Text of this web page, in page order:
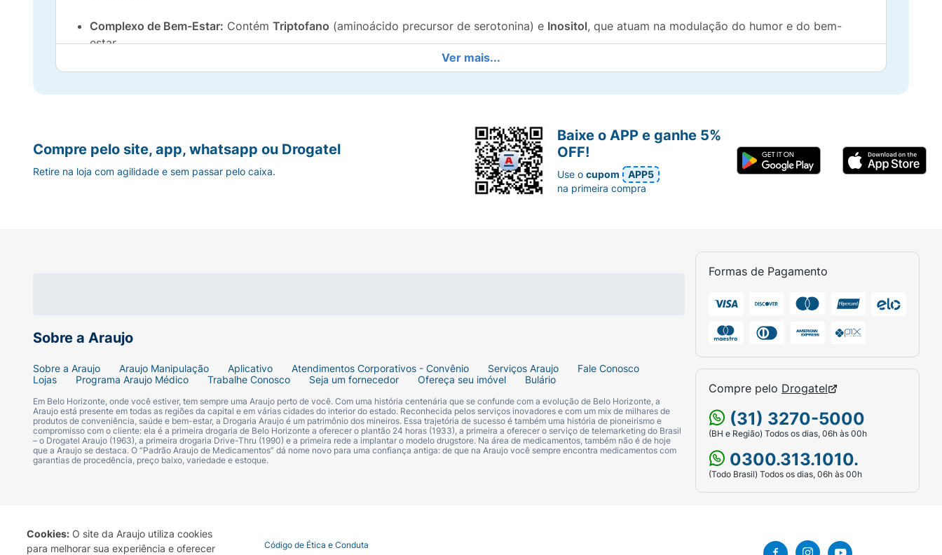
Cookies: O site da Araujo utiliza cookies
para melhorar sua experiência e oferecer
Complexo de Bem-Estar: Contém Triptofano (aminoácido precursor de serotonina) e Inositol, que atuam na modulação do humor e do bem-
estar.
Spirulina Azul:ContémSpirulina Azul, que confere a cor e é uma fonte de nutrientes.
Praticidade: Sachê de7g(aumento de 40% no peso do sachê) pronto para ser dissolvido em água, ideal para o consumo antes de dormir ou em
momentos de estresse.
Invista no seu descanso e vitalidade. Experimente o sabor e os benefícios doPuraVida Blue Calm!
Ver mais...
Sobre a Araujo
Sobre a Araujo Araujo Manipulação Aplicativo Atendimentos Corporativos - Convênio Serviços Araujo
Fale Conosco
Lojas
Programa Araujo Médico Trabalhe Conosco Seja um fornecedor Ofereça seu imóvel Bulário
Em Belo Horizonte, onde você estiver, tem sempre uma Araujo perto de você. Com uma história centenária que se confunde com a evolução de Belo Horizonte, a
Araujo está presente em todas as regiões da capital e em várias cidades do interior do estado. Reconhecida pelos serviços inovadores e com um mix de milhares de
produtos de conveniência, saúde e bem-estar, a Drogaria Araujo é um patrimônio dos mineiros. Essa trajetória de sucesso é também uma história de pioneirismo e
compromisso com o cliente: ela é a primeira drogaria de Belo Horizonte a oferecer o plantão 24 horas (1933), a primeira a oferecer o serviço de telemarketing do Brasil
– o Drogatel Araujo (1963), a primeira drogaria Drive-Thru (1990) e a primeira rede a implantar o modelo drugstore. Na área de medicamentos, também não é de hoje
que a Araujo se destaca. O “Padrão Araujo de Medicamentos” dá nome novo para uma confiança antiga: de que na Araujo você sempre encontra medicamentos com
garantias de procedência, preço baixo, variedade e estoque.
Formas de Pagamento
Compre pelo Drogatel
(31) 3270-5000
(BH e Região) Todos os dias, 06h às 00h
0300.313.1010.
(Todo Brasil) Todos os dias, 06h às 00h
Compre pelo site, app, whatsapp ou Drogatel
Retire na loja com agilidade e sem passar pelo caixa.
Baixe o APP e ganhe 5%
OFF!
Use ocupom
APP5
na primeira compra
Termo de Uso Portal da Privacidade Covid-19 Código de Ética e Conduta